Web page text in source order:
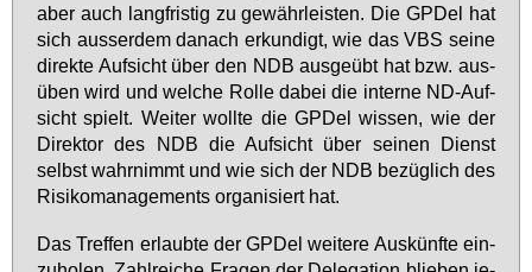
aber auch lang­fris­tig zu ge­währ­leis­ten. Die GPDel hat
sich aus­ser­dem da­nach er­kun­digt, wie das VBS sei­ne
di­rek­te Auf­sicht über den NDB aus­ge­übt hat bzw. aus­
üben wird und wel­che Rol­le da­bei die in­ter­ne ND-Auf­
sicht spielt. Wei­ter woll­te die GPDel wis­sen, wie der
Di­rek­tor des NDB die Auf­sicht über sei­nen Dienst
selbst wahr­nimmt und wie sich der NDB be­züg­lich des
Ri­si­ko­ma­nage­ments or­ga­ni­siert hat.
Das Tref­fen er­laub­te der GPDel wei­te­re Aus­künf­te ein­